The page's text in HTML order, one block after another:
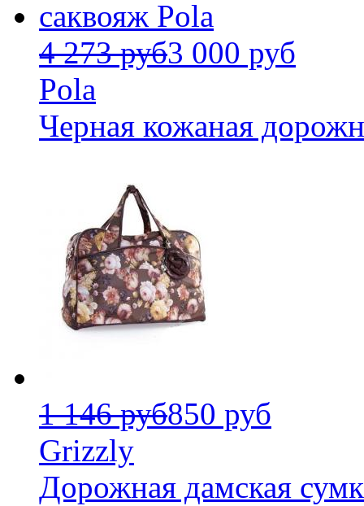
4 273 руб3 000 руб
Pola
Черная кожаная
1 146 руб850 руб
Grizzly
Дорожная дамская